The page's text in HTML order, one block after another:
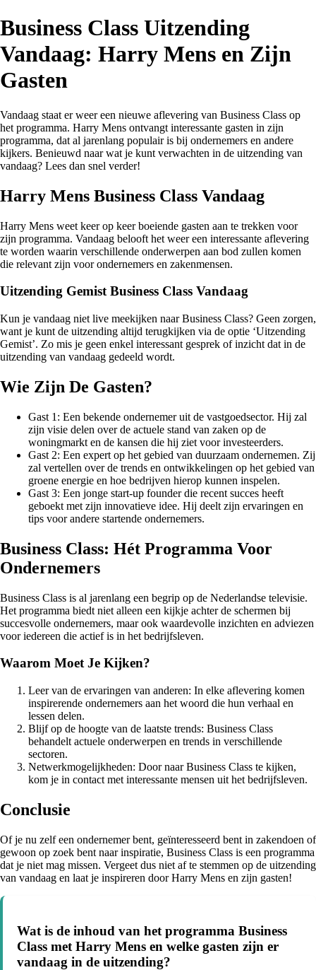
Business Class Uitzending
Vandaag: Harry Mens en Zijn
Gasten
Vandaag staat er weer een nieuwe aflevering van Business Class op
het programma. Harry Mens ontvangt interessante gasten in zijn
programma, dat al jarenlang populair is bij ondernemers en andere
kijkers. Benieuwd naar wat je kunt verwachten in de uitzending van
vandaag? Lees dan snel verder!
Harry Mens Business Class Vandaag
Harry Mens weet keer op keer boeiende gasten aan te trekken voor
zijn programma. Vandaag belooft het weer een interessante aflevering
te worden waarin verschillende onderwerpen aan bod zullen komen
die relevant zijn voor ondernemers en zakenmensen.
Uitzending Gemist Business Class Vandaag
Kun je vandaag niet live meekijken naar Business Class? Geen zorgen,
want je kunt de uitzending altijd terugkijken via de optie ‘Uitzending
Gemist’. Zo mis je geen enkel interessant gesprek of inzicht dat in de
uitzending van vandaag gedeeld wordt.
Wie Zijn De Gasten?
Gast 1: Een bekende ondernemer uit de vastgoedsector. Hij zal
zijn visie delen over de actuele stand van zaken op de
woningmarkt en de kansen die hij ziet voor investeerders.
Gast 2: Een expert op het gebied van duurzaam ondernemen. Zij
zal vertellen over de trends en ontwikkelingen op het gebied van
groene energie en hoe bedrijven hierop kunnen inspelen.
Gast 3: Een jonge start-up founder die recent succes heeft
geboekt met zijn innovatieve idee. Hij deelt zijn ervaringen en
tips voor andere startende ondernemers.
Business Class: Hét Programma Voor
Ondernemers
Business Class is al jarenlang een begrip op de Nederlandse televisie.
Het programma biedt niet alleen een kijkje achter de schermen bij
succesvolle ondernemers, maar ook waardevolle inzichten en adviezen
voor iedereen die actief is in het bedrijfsleven.
Waarom Moet Je Kijken?
Leer van de ervaringen van anderen: In elke aflevering komen
inspirerende ondernemers aan het woord die hun verhaal en
lessen delen.
Blijf op de hoogte van de laatste trends: Business Class
behandelt actuele onderwerpen en trends in verschillende
sectoren.
Netwerkmogelijkheden: Door naar Business Class te kijken,
kom je in contact met interessante mensen uit het bedrijfsleven.
Conclusie
Of je nu zelf een ondernemer bent, geïnteresseerd bent in zakendoen of
gewoon op zoek bent naar inspiratie, Business Class is een programma
dat je niet mag missen. Vergeet dus niet af te stemmen op de uitzending
van vandaag en laat je inspireren door Harry Mens en zijn gasten!
Wat is de inhoud van het programma Business
Class met Harry Mens en welke gasten zijn er
vandaag in de uitzending?